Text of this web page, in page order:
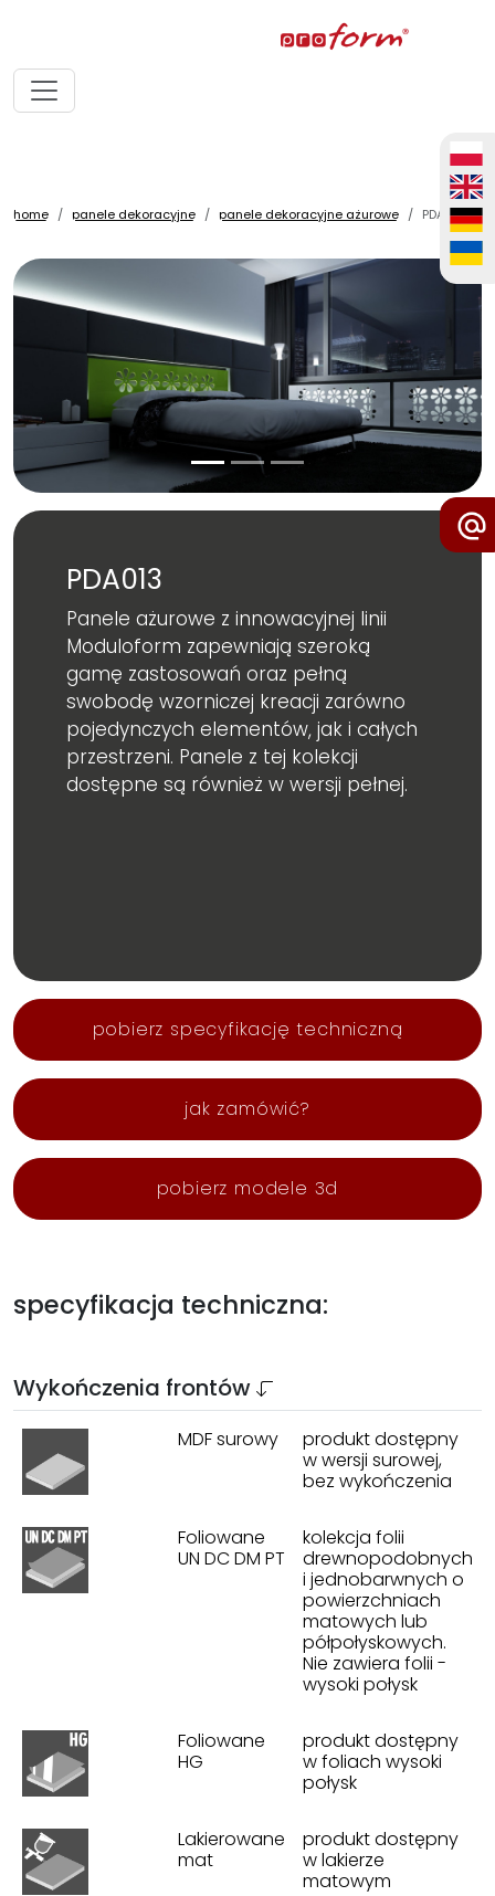
home panele dekoracyjne panele dekoracyjne ażurowe PDA013
PDA013
Panele ażurowe z innowacyjnej linii
Moduloform zapewniają szeroką
gamę zastosowań oraz pełną
swobodę wzorniczej kreacji zarówno
pojedynczych elementów, jak i całych
przestrzeni. Panele z tej kolekcji
dostępne są również w wersji pełnej.
pobierz specyfikację techniczną
jak zamówić?
pobierz modele 3d
specyfikacja techniczna:
Wykończenia frontów
MDF surowy
produkt dostępny
w wersji surowej,
bez wykończenia
Foliowane
UN DC DM PT
kolekcja folii
drewnopodobnych
i jednobarwnych o
powierzchniach
matowych lub
półpołyskowych.
Nie zawiera folii -
wysoki połysk
Foliowane
HG
produkt dostępny
w foliach wysoki
połysk
Lakierowane
mat
produkt dostępny
w lakierze
matowym